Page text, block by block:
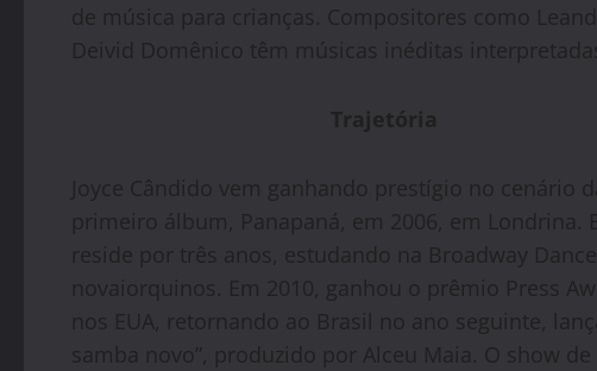
de música para crianças. Compositores como
Deivid Domênico têm músicas inéditas
Trajetória
Joyce Cândido vem ganhando prestígio no cenário
primeiro álbum, Panapaná, em 2006, em Londrina.
reside por três anos, estudando na Broadway
novaiorquinos. Em 2010, ganhou o prêmio Press
nos EUA, retornando ao Brasil no ano seguinte,
samba novo”, produzido por Alceu Maia. O show